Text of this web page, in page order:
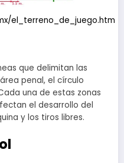
el_terreno_de_juego.htm
que delimitan las
penal, el círculo
una de estas zonas
el desarrollo del
y los tiros libres.